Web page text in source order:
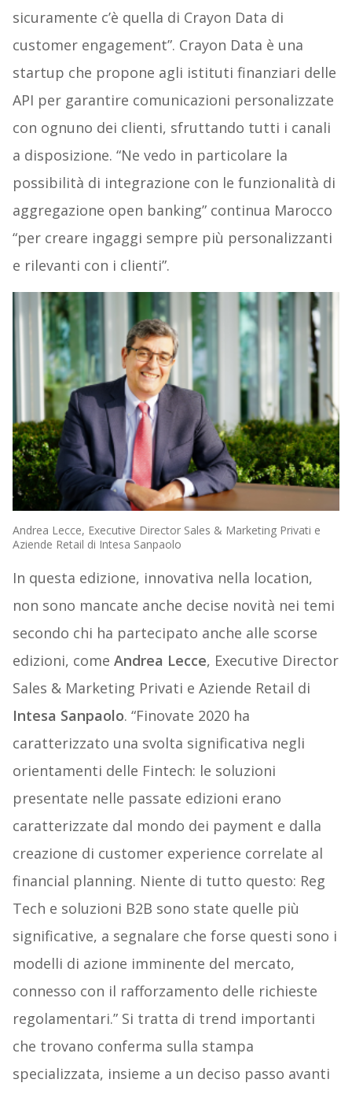
sicuramente c’è quella di Crayon Data di
customer engagement”. Crayon Data è una
startup che propone agli istituti finanziari delle
API per garantire comunicazioni personalizzate
con ognuno dei clienti, sfruttando tutti i canali
a disposizione. “Ne vedo in particolare la
possibilità di integrazione con le funzionalità di
aggregazione open banking” continua Marocco
“per creare ingaggi sempre più personalizzanti
e rilevanti con i clienti”.
Andrea Lecce, Executive Director Sales & Marketing Privati e
Aziende Retail di Intesa Sanpaolo
In questa edizione, innovativa nella location,
non sono mancate anche decise novità nei temi
secondo chi ha partecipato anche alle scorse
edizioni, come Andrea Lecce, Executive Director
Sales & Marketing Privati e Aziende Retail di
Intesa Sanpaolo. “Finovate 2020 ha
caratterizzato una svolta significativa negli
orientamenti delle Fintech: le soluzioni
presentate nelle passate edizioni erano
caratterizzate dal mondo dei payment e dalla
creazione di customer experience correlate al
financial planning. Niente di tutto questo: Reg
Tech e soluzioni B2B sono state quelle più
significative, a segnalare che forse questi sono i
modelli di azione imminente del mercato,
connesso con il rafforzamento delle richieste
regolamentari.” Si tratta di trend importanti
che trovano conferma sulla stampa
specializzata, insieme a un deciso passo avanti